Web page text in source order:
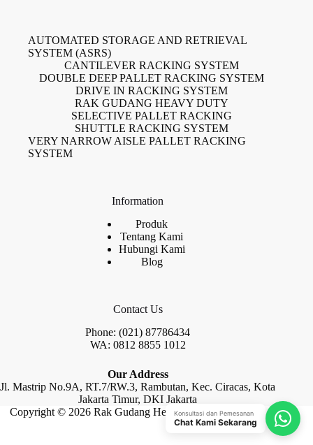
AUTOMATED STORAGE AND RETRIEVAL
SYSTEM (ASRS)
CANTILEVER RACKING SYSTEM
DOUBLE DEEP PALLET RACKING SYSTEM
DRIVE IN RACKING SYSTEM
RAK GUDANG HEAVY DUTY
SELECTIVE PALLET RACKING
SHUTTLE RACKING SYSTEM
VERY NARROW AISLE PALLET RACKING
SYSTEM
Information
Produk
Tentang Kami
Hubungi Kami
Blog
Contact Us
Phone: (021) 87786434
WA: 0812 8855 1012
Our Address
Jl. Mastrip No.9A, RT.7/RW.3, Rambutan, Kec. Ciracas, Kota
Jakarta Timur, DKI Jakarta
Copyright © 2026 Rak Gudang Heayy Duty by Raja Rak
Konsultasi dan Pemesanan
Chat Kami Sekarang